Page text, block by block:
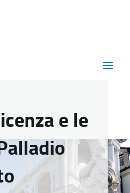
e le